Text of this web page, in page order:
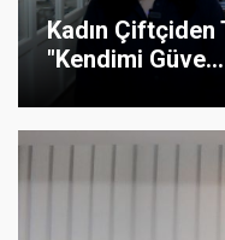
Kadın
"Kendimi Güve...